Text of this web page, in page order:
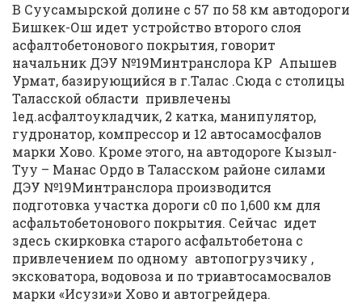
В Суусамырской долине с 57 по 58 км автодороги
Бишкек-Ош идет устройство второго слоя
асфалтобетонового покрытия, говорит
начальник ДЭУ №19Минтранслора КР Апышев
Урмат, базирующийся в г.Талас .Сюда с столицы
Таласской области привлечены
1ед.асфалтоукладчик, 2 катка, манипулятор,
гудронатор, компрессор и 12 автосамосфалов
марки Хово. Кроме этого, на автодороге Кызыл-
Туу – Манас Ордо в Таласском районе силами
ДЭУ №19Минтранслора производится
подготовка участка дороги с0 по 1,600 км для
асфальтобетонового покрытия. Сейчас идет
здесь скирковка старого асфальтобетона с
привлечением по одному автопогрузчику ,
эксковатора, водовоза и по триавтосамосвалов
марки «Исузи»и Хово и автогрейдера.